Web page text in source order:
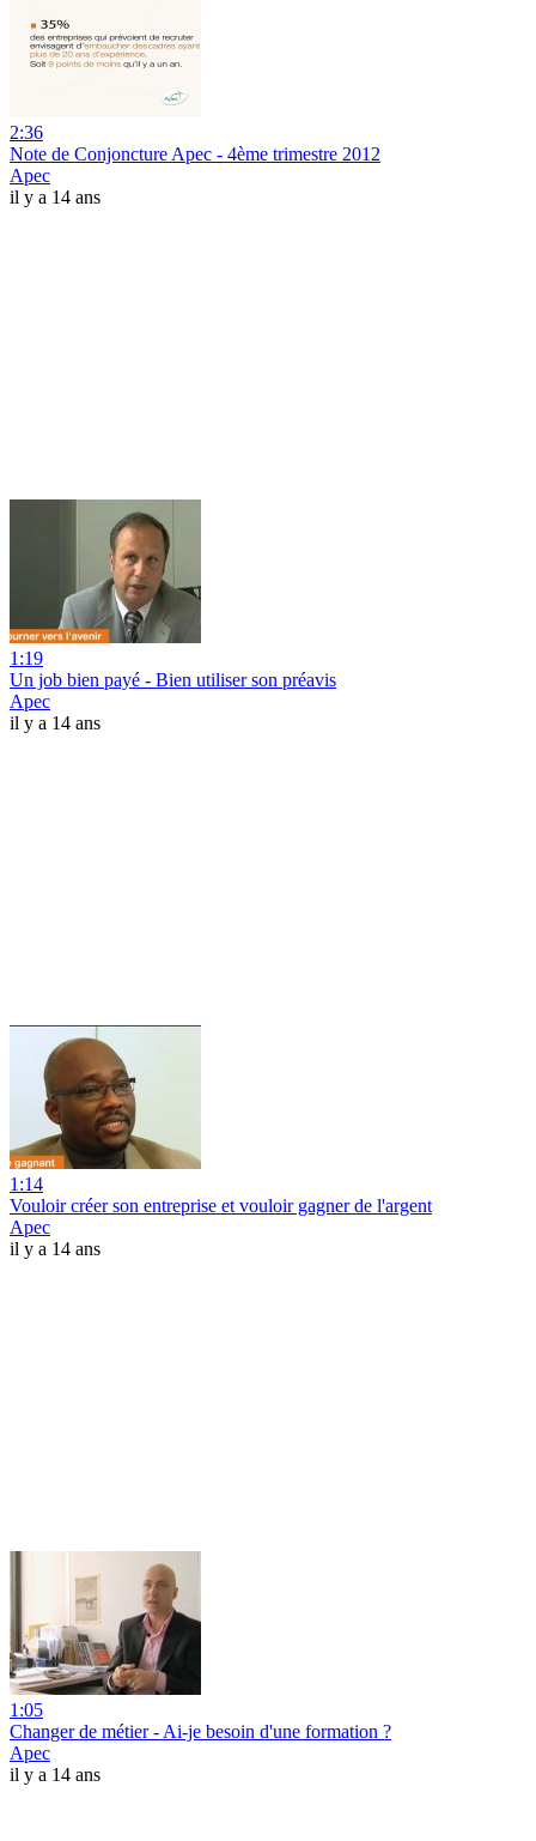
2:36
Note de Conjoncture Apec - 4ème trimestre 2012
Apec
il y a 14 ans
1:19
Un job bien payé - Bien utiliser son préavis
Apec
il y a 14 ans
1:14
Vouloir créer son entreprise et vouloir gagner de l'argent
Apec
il y a 14 ans
1:05
Changer de métier - Ai-je besoin d'une formation ?
Apec
il y a 14 ans